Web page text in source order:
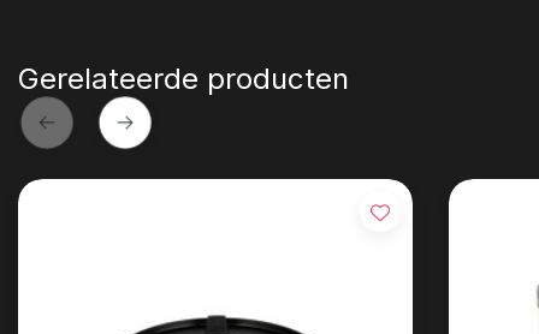
Gerelateerde producten